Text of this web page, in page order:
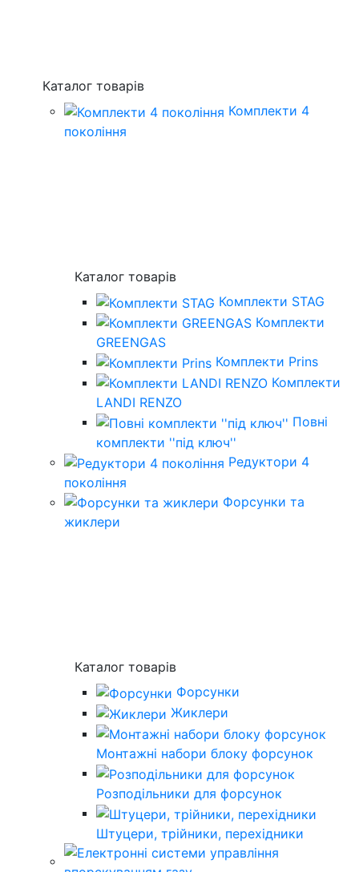
Каталог товарів
Комплекти 4
покоління
Каталог товарів
Комплекти STAG
Комплекти
GREENGAS
Комплекти Prins
Комплекти
LANDI RENZO
Повнi
комплекти ''пiд ключ''
Редуктори 4
покоління
Форсунки та
жиклери
Каталог товарів
Форсунки
Жиклери
Монтажні набори блоку форсунок
Розподільники для форсунок
Штуцери, трійники, перехідники